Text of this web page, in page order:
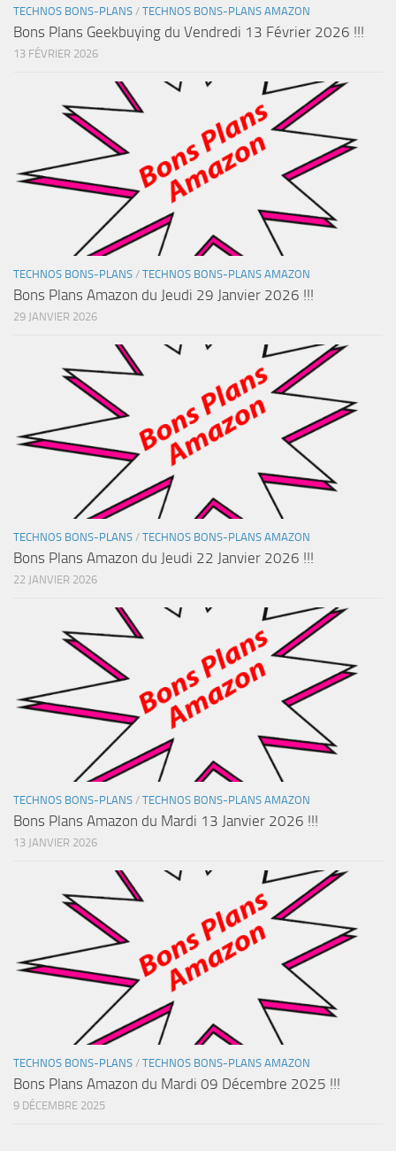
TECHNOS BONS-PLANS / TECHNOS BONS-PLANS AMAZON
Bons Plans Geekbuying du Vendredi 13 Février 2026 !!!
13 FÉVRIER 2026
TECHNOS BONS-PLANS / TECHNOS BONS-PLANS AMAZON
Bons Plans Amazon du Jeudi 29 Janvier 2026 !!!
29 JANVIER 2026
TECHNOS BONS-PLANS / TECHNOS BONS-PLANS AMAZON
Bons Plans Amazon du Jeudi 22 Janvier 2026 !!!
22 JANVIER 2026
TECHNOS BONS-PLANS / TECHNOS BONS-PLANS AMAZON
Bons Plans Amazon du Mardi 13 Janvier 2026 !!!
13 JANVIER 2026
TECHNOS BONS-PLANS / TECHNOS BONS-PLANS AMAZON
Bons Plans Amazon du Mardi 09 Décembre 2025 !!!
9 DÉCEMBRE 2025